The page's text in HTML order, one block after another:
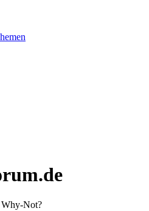
Why-Not?